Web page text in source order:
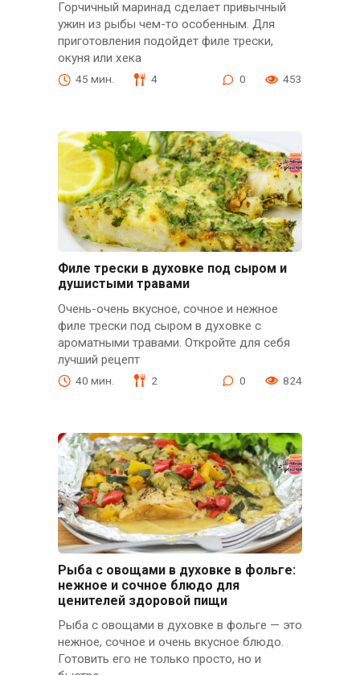
Горчичный маринад сделает привычный
ужин из рыбы чем-то особенным. Для
приготовления подойдет филе трески,
окуня или хека
45 мин. 4 0 453
Филе трески в духовке под сыром и
душистыми травами
Очень-очень вкусное, сочное и нежное
филе трески под сыром в духовке с
ароматными травами. Откройте для себя
лучший рецепт
40 мин. 2 0 824
Рыба с овощами в духовке в фольге:
нежное и сочное блюдо для
ценителей здоровой пищи
Рыба с овощами в духовке в фольге — это
нежное, сочное и очень вкусное блюдо.
Готовить его не только просто, но и